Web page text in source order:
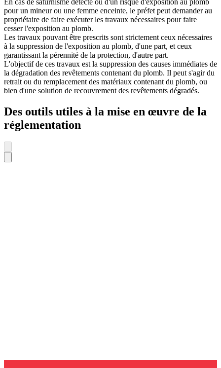
En cas de saturnisme détecté ou d'un risque d'exposition au plomb
pour un mineur ou une femme enceinte, le préfet peut demander au
propriétaire de faire exécuter les travaux nécessaires pour faire
cesser l'exposition au plomb.
Les travaux pouvant être prescrits sont strictement ceux nécessaires
à la suppression de l'exposition au plomb, d'une part, et ceux
garantissant la pérennité de la protection, d'autre part.
L'objectif de ces travaux est la suppression des causes immédiates de
la dégradation des revêtements contenant du plomb. Il peut s'agir du
retrait ou du remplacement des matériaux contenant du plomb, ou
bien d'une solution de recouvrement des revêtements dégradés.
Des outils utiles à la mise en œuvre de la
réglementation